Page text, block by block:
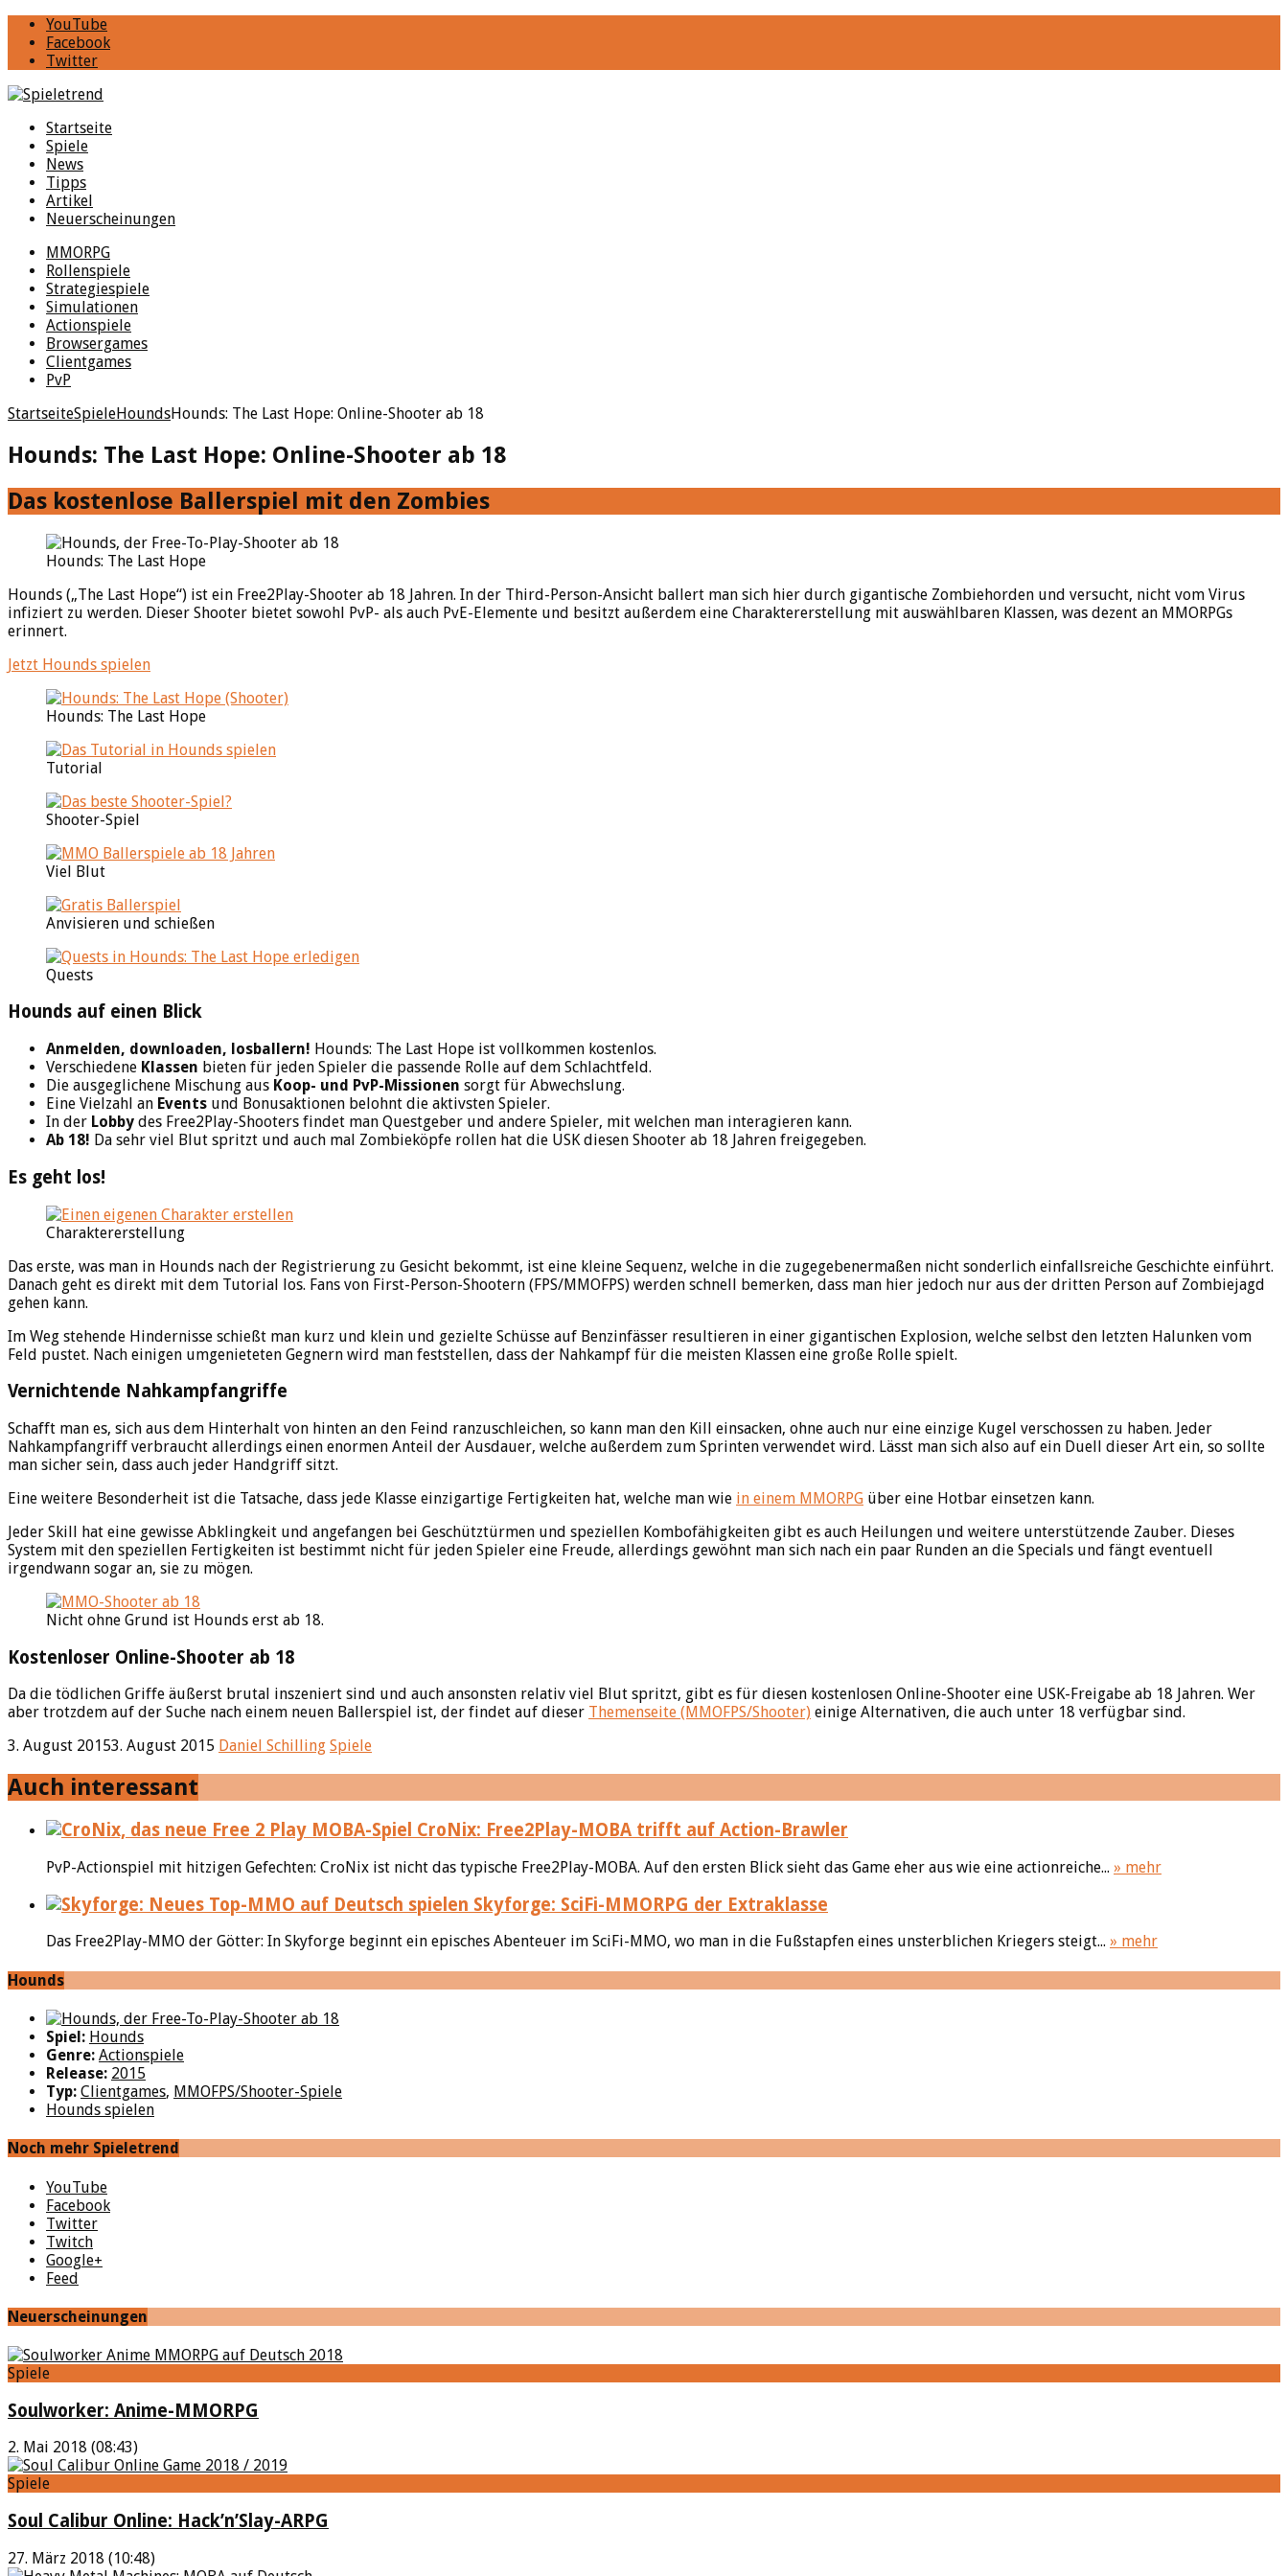
YouTube
Facebook
Twitter
Startseite
Spiele
News
Tipps
Artikel
Neuerscheinungen
MMORPG
Rollenspiele
Strategiespiele
Simulationen
Actionspiele
Browsergames
Clientgames
PvP
StartseiteSpieleHoundsHounds: The Last Hope: Online-Shooter ab 18
Hounds: The Last Hope: Online-Shooter ab 18
Das kostenlose Ballerspiel mit den Zombies
Hounds: The Last Hope
Hounds („The Last Hope“) ist ein Free2Play-Shooter ab 18 Jahren. In der Third-Person-Ansicht ballert man sich hier durch gigantische Zombiehorden und versucht, nicht vom Virus
infiziert zu werden. Dieser Shooter bietet sowohl PvP- als auch PvE-Elemente und besitzt außerdem eine Charaktererstellung mit auswählbaren Klassen, was dezent an MMORPGs
erinnert.
Jetzt Hounds spielen
Hounds: The Last Hope
Tutorial
Shooter-Spiel
Viel Blut
Anvisieren und schießen
Quests
Hounds auf einen Blick
Anmelden, downloaden, losballern! Hounds: The Last Hope ist vollkommen kostenlos.
Verschiedene Klassen bieten für jeden Spieler die passende Rolle auf dem Schlachtfeld.
Die ausgeglichene Mischung aus Koop- und PvP-Missionen sorgt für Abwechslung.
Eine Vielzahl an Events und Bonusaktionen belohnt die aktivsten Spieler.
In der Lobby des Free2Play-Shooters findet man Questgeber und andere Spieler, mit welchen man interagieren kann.
Ab 18! Da sehr viel Blut spritzt und auch mal Zombieköpfe rollen hat die USK diesen Shooter ab 18 Jahren freigegeben.
Es geht los!
Charaktererstellung
Das erste, was man in Hounds nach der Registrierung zu Gesicht bekommt, ist eine kleine Sequenz, welche in die zugegebenermaßen nicht sonderlich einfallsreiche Geschichte einführt.
Danach geht es direkt mit dem Tutorial los. Fans von First-Person-Shootern (FPS/MMOFPS) werden schnell bemerken, dass man hier jedoch nur aus der dritten Person auf Zombiejagd
gehen kann.
Im Weg stehende Hindernisse schießt man kurz und klein und gezielte Schüsse auf Benzinfässer resultieren in einer gigantischen Explosion, welche selbst den letzten Halunken vom
Feld pustet. Nach einigen umgenieteten Gegnern wird man feststellen, dass der Nahkampf für die meisten Klassen eine große Rolle spielt.
Vernichtende Nahkampfangriffe
Schafft man es, sich aus dem Hinterhalt von hinten an den Feind ranzuschleichen, so kann man den Kill einsacken, ohne auch nur eine einzige Kugel verschossen zu haben. Jeder
Nahkampfangriff verbraucht allerdings einen enormen Anteil der Ausdauer, welche außerdem zum Sprinten verwendet wird. Lässt man sich also auf ein Duell dieser Art ein, so sollte
man sicher sein, dass auch jeder Handgriff sitzt.
Eine weitere Besonderheit ist die Tatsache, dass jede Klasse einzigartige Fertigkeiten hat, welche man wie in einem MMORPG über eine Hotbar einsetzen kann.
Jeder Skill hat eine gewisse Abklingkeit und angefangen bei Geschütztürmen und speziellen Kombofähigkeiten gibt es auch Heilungen und weitere unterstützende Zauber. Dieses
System mit den speziellen Fertigkeiten ist bestimmt nicht für jeden Spieler eine Freude, allerdings gewöhnt man sich nach ein paar Runden an die Specials und fängt eventuell
irgendwann sogar an, sie zu mögen.
Nicht ohne Grund ist Hounds erst ab 18.
Kostenloser Online-Shooter ab 18
Da die tödlichen Griffe äußerst brutal inszeniert sind und auch ansonsten relativ viel Blut spritzt, gibt es für diesen kostenlosen Online-Shooter eine USK-Freigabe ab 18 Jahren. Wer
aber trotzdem auf der Suche nach einem neuen Ballerspiel ist, der findet auf dieser Themenseite (MMOFPS/Shooter) einige Alternativen, die auch unter 18 verfügbar sind.
3. August 20153. August 2015 Daniel Schilling Spiele
Auch interessant
CroNix: Free2Play-MOBA trifft auf Action-Brawler
PvP-Actionspiel mit hitzigen Gefechten: CroNix ist nicht das typische Free2Play-MOBA. Auf den ersten Blick sieht das Game eher aus wie eine actionreiche... » mehr
Skyforge: SciFi-MMORPG der Extraklasse
Das Free2Play-MMO der Götter: In Skyforge beginnt ein episches Abenteuer im SciFi-MMO, wo man in die Fußstapfen eines unsterblichen Kriegers steigt... » mehr
Hounds
Spiel: Hounds
Genre: Actionspiele
Release: 2015
Typ: Clientgames, MMOFPS/Shooter-Spiele
Hounds spielen
Noch mehr Spieletrend
YouTube
Facebook
Twitter
Twitch
Google+
Feed
Neuerscheinungen
Spiele
Soulworker: Anime-MMORPG
2. Mai 2018 (08:43)
Spiele
Soul Calibur Online: Hack’n’Slay-ARPG
27. März 2018 (10:48)